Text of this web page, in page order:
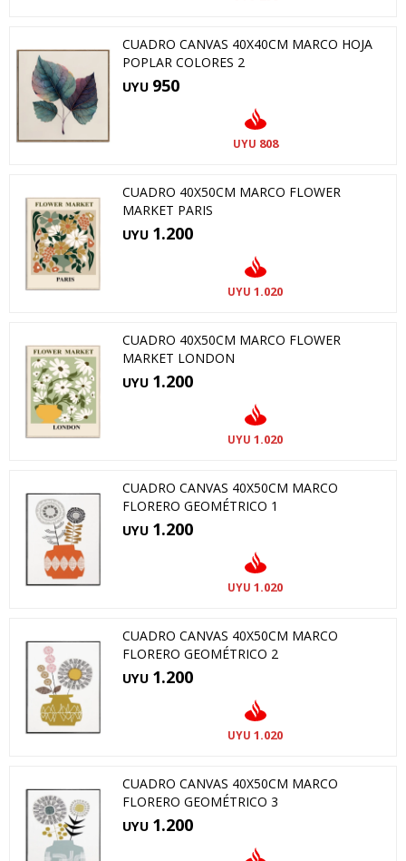
CUADRO CANVAS 40X40CM MARCO HOJA
POPLAR COLORES 2
UYU 950
UYU 808
CUADRO 40X50CM MARCO FLOWER
MARKET PARIS
UYU 1.200
UYU 1.020
CUADRO 40X50CM MARCO FLOWER
MARKET LONDON
UYU 1.200
UYU 1.020
CUADRO CANVAS 40X50CM MARCO
FLORERO GEOMÉTRICO 1
UYU 1.200
UYU 1.020
CUADRO CANVAS 40X50CM MARCO
FLORERO GEOMÉTRICO 2
UYU 1.200
UYU 1.020
CUADRO CANVAS 40X50CM MARCO
FLORERO GEOMÉTRICO 3
UYU 1.200